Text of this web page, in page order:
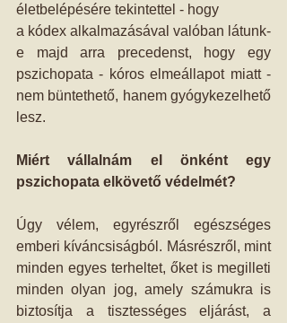
életbelépésére tekintettel - hogy
a kódex alkalmazásával valóban látunk-
e majd arra precedenst, hogy egy
pszichopata - kóros elmeállapot miatt -
nem büntethető, hanem gyógykezelhető
lesz.
Miért vállalnám el önként egy
pszichopata elkövető védelmét?
Úgy vélem, egyrészről egészséges
emberi kíváncsiságból. Másrészről, mint
minden egyes terheltet, őket is megilleti
minden olyan jog, amely számukra is
biztosítja a tisztességes eljárást, a